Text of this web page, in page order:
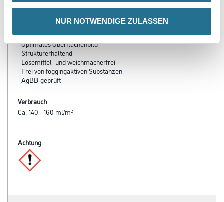
NUR NOTWENDIGE ZULASSEN
- Hoch reinigungsfähig
- Desinfektionsmittelbeständig
- Optimales Oberflächenbild
- Strukturerhaltend
- Lösemittel- und weichmacherfrei
- Frei von foggingaktiven Substanzen
- AgBB-geprüft
Verbrauch
Ca. 140 - 160 ml/m²
Achtung